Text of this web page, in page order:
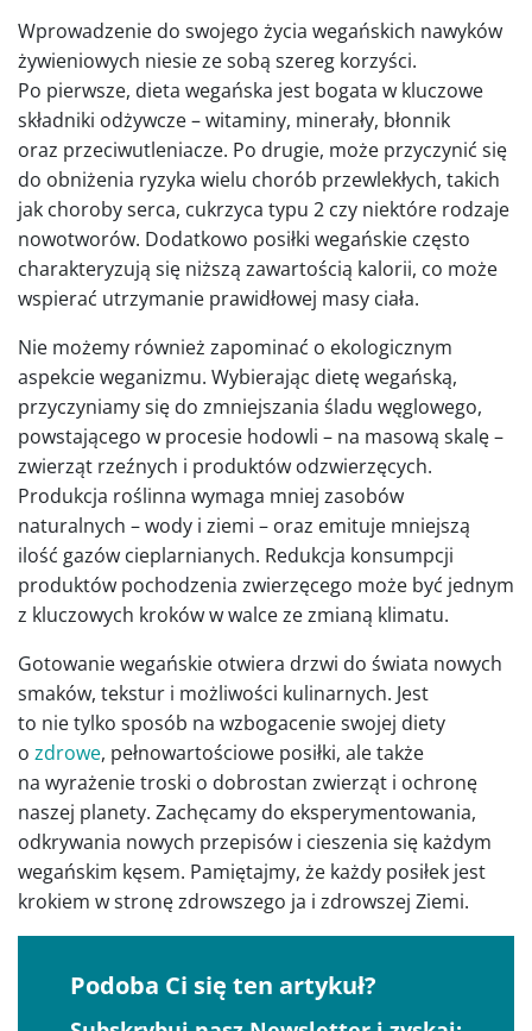
Wprowadzenie do swojego życia wegańskich nawyków
żywieniowych niesie ze sobą szereg korzyści.
Po pierwsze, dieta wegańska jest bogata w kluczowe
składniki odżywcze – witaminy, minerały, błonnik
oraz przeciwutleniacze. Po drugie, może przyczynić się
do obniżenia ryzyka wielu chorób przewlekłych, takich
jak choroby serca, cukrzyca typu 2 czy niektóre rodzaje
nowotworów. Dodatkowo posiłki wegańskie często
charakteryzują się niższą zawartością kalorii, co może
wspierać utrzymanie prawidłowej masy ciała.
Nie możemy również zapominać o ekologicznym
aspekcie weganizmu. Wybierając dietę wegańską,
przyczyniamy się do zmniejszania śladu węglowego,
powstającego w procesie hodowli – na masową skalę –
zwierząt rzeźnych i produktów odzwierzęcych.
Produkcja roślinna wymaga mniej zasobów
naturalnych – wody i ziemi – oraz emituje mniejszą
ilość gazów cieplarnianych. Redukcja konsumpcji
produktów pochodzenia zwierzęcego może być jednym
z kluczowych kroków w walce ze zmianą klimatu.
Gotowanie wegańskie otwiera drzwi do świata nowych
smaków, tekstur i możliwości kulinarnych. Jest
to nie tylko sposób na wzbogacenie swojej diety
o zdrowe, pełnowartościowe posiłki, ale także
na wyrażenie troski o dobrostan zwierząt i ochronę
naszej planety. Zachęcamy do eksperymentowania,
odkrywania nowych przepisów i cieszenia się każdym
wegańskim kęsem. Pamiętajmy, że każdy posiłek jest
krokiem w stronę zdrowszego ja i zdrowszej Ziemi.
Podoba Ci się ten artykuł?